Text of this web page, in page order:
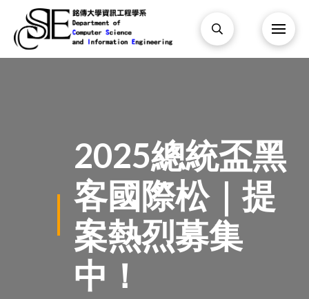
2025總統盃黑
客國際松｜提
案熱烈募集
中！